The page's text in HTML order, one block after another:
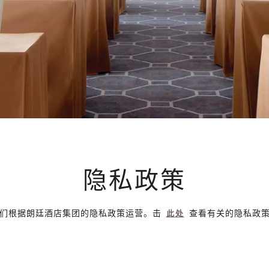
隐私政策
根据朗廷酒店集团的隐私政策运营。击 此处 查看有关的隐私政